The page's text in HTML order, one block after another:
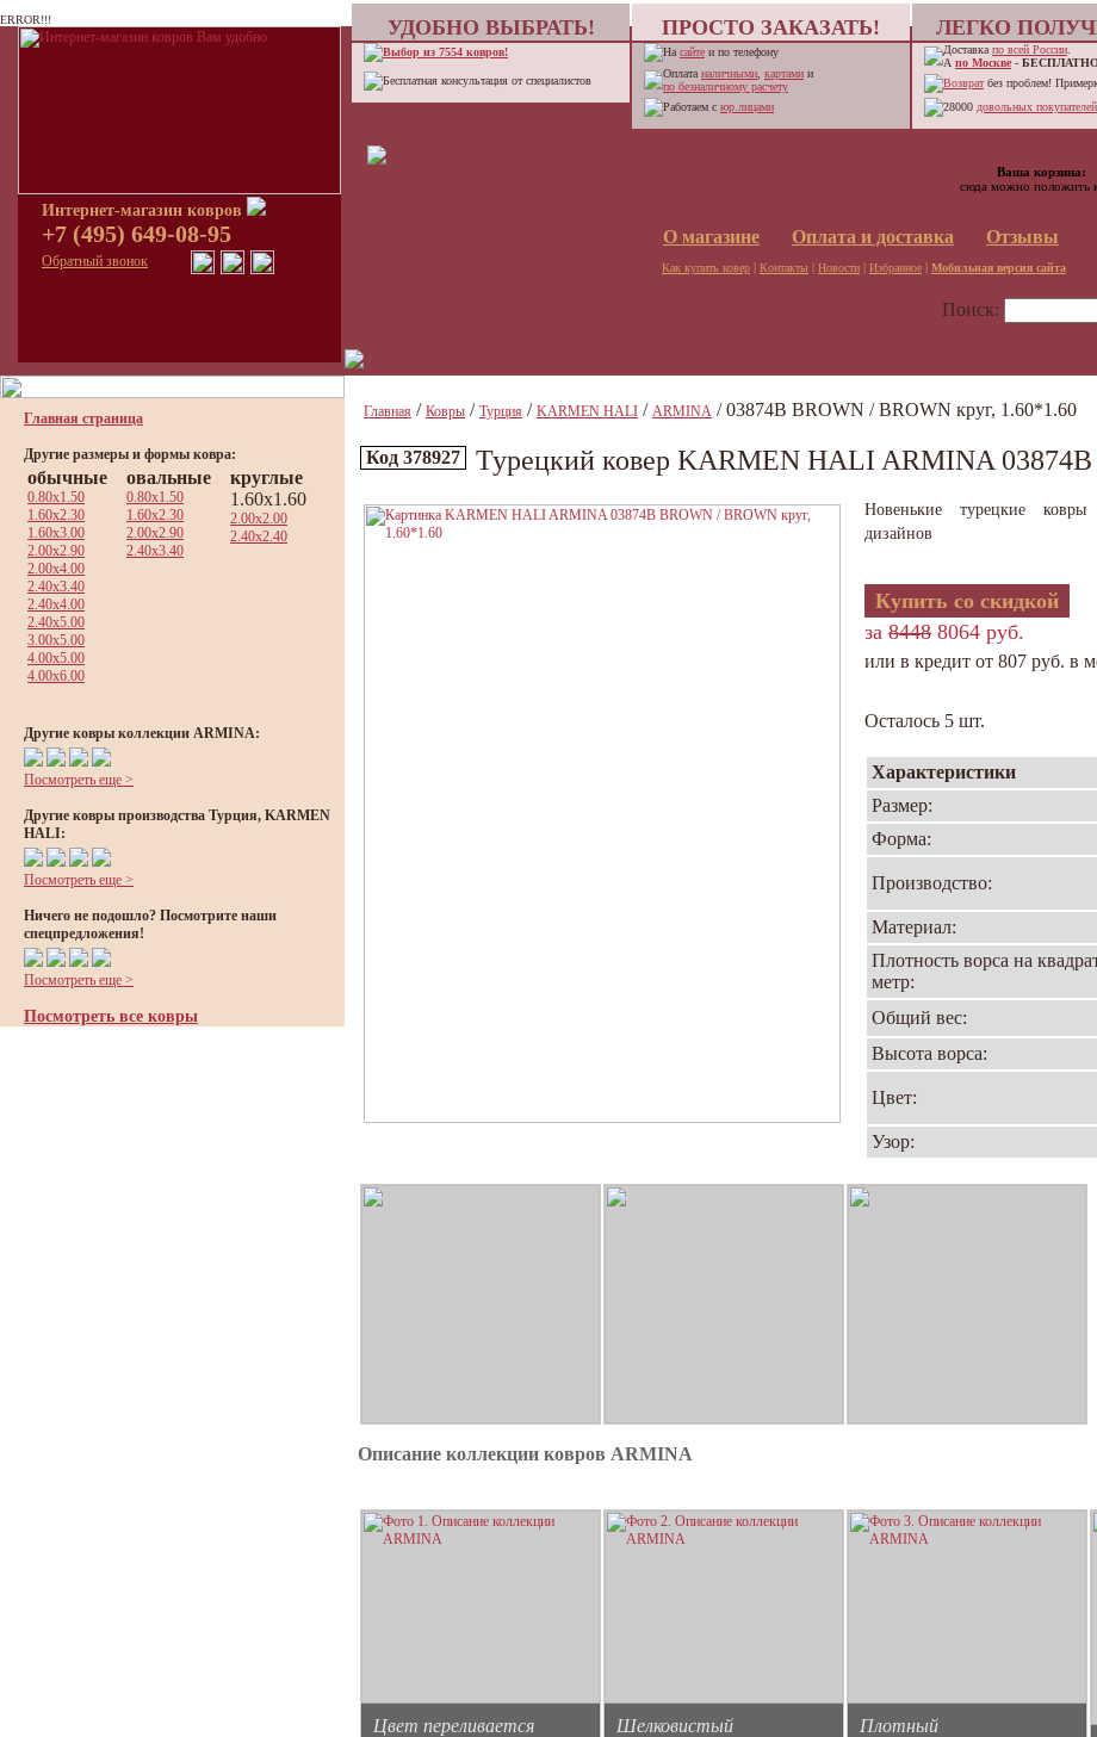
ERROR!!!
Интернет-магазин ковров
+7 (495) 649-08-95
Обратный звонок
УДОБНО ВЫБРАТЬ! ПРОСТО ЗАКАЗАТЬ! ЛЕГКО
Выбор из 7554 ковров!
Бесплатная консультация от специалистов
На сайте и по телефону
Оплата наличными картами и
по безналичному расчету
Работаем с юр.лицами
Доставка по всей России
А по Москве -
Возвратбез проблем!
28000 довольных покупателей
О магазине Оплата и доставка Отзывы
Как купить ковер | Контакты | Новости | Избранное | Мобильная версия сайта
Ваша корзина:
сюда можно положить
Поиск:
Главная страница
Другие размеры и формы ковра:
обычные
0.80x1.50
1.60x2.30
1.60x3.00
2.00x2.90
2.00x4.00
2.40x3.40
2.40x4.00
2.40x5.00
3.00x5.00
4.00x5.00
4.00x6.00
овальные
0.80x1.50
1.60x2.30
2.00x2.90
2.40x3.40
круглые
1.60x1.60
2.00x2.00
2.40x2.40
Другие ковры коллекции ARMINA:
Посмотреть еще >
Другие ковры производства Турция, KARMEN
HALI:
Посмотреть еще >
Ничего не подошло? Посмотрите наши
спецпредложения!
Посмотреть еще >
Посмотреть все ковры
Главная / Ковры / Турция / KARMEN HALI / ARMINA / 03874B BROWN / BROWN круг, 1.60*1.60
Код 378927 Турецкий ковер KARMEN HALI ARMINA
Новенькие турецкие
дизайнов
Купить со скидкой
за 8448 8064 руб.
или в кредит от 807 руб. в
Осталось 5 шт.
Характеристики
Размер:
Форма:
Производство:
Материал:
Плотность ворса на
метр:
Общий вес:
Высота ворса:
Цвет:
Узор:
Описание коллекции ковров ARMINA
Цвет переливается Шелковистый Плотный